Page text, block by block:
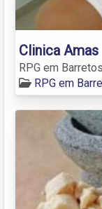
Clinica Amas
RPG em
RPG em